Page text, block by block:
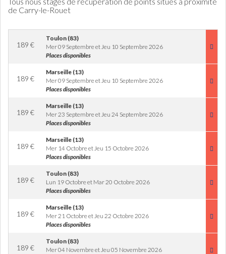
de Carry-le-Rouet
189 €
Toulon (83)
Mer 09 Septembre et Jeu 10 Septembre 2026
Places disponibles
189 €
Marseille (13)
Mer 09 Septembre et Jeu 10 Septembre 2026
Places disponibles
189 €
Marseille (13)
Mer 23 Septembre et Jeu 24 Septembre 2026
Places disponibles
189 €
Marseille (13)
Mer 14 Octobre et Jeu 15 Octobre 2026
Places disponibles
189 €
Toulon (83)
Lun 19 Octobre et Mar 20 Octobre 2026
Places disponibles
189 €
Marseille (13)
Mer 21 Octobre et Jeu 22 Octobre 2026
Places disponibles
189 €
Toulon (83)
Mer 04 Novembre et Jeu 05 Novembre 2026